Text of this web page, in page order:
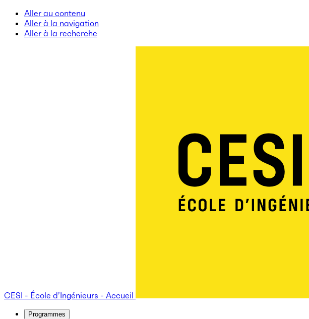
Aller au contenu
Aller à la navigation
Aller à la recherche
CESI - École d’Ingénieurs - Accueil
Programmes